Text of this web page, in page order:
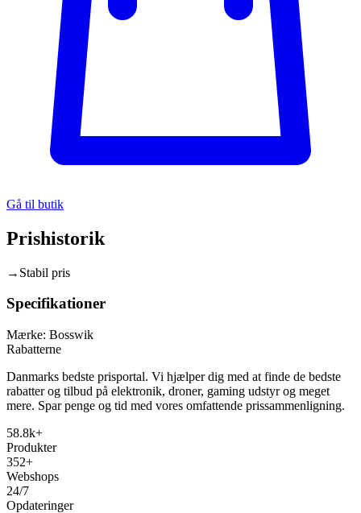
Gå til butik
Prishistorik
→ Stabil pris
Specifikationer
Mærke: Bosswik
Rabatterne
Danmarks bedste prisportal. Vi hjælper dig med at finde de bedste
rabatter og tilbud på elektronik, droner, gaming udstyr og meget
mere. Spar penge og tid med vores omfattende prissammenligning.
58.8k+
Produkter
352+
Webshops
24/7
Opdateringer